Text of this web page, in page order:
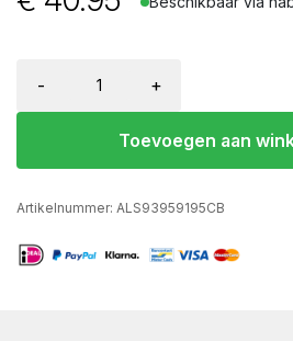
- +
Toevoegen aan
Artikelnummer: ALS93959195CB